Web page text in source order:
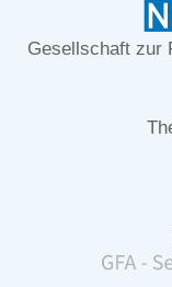
Gesellschaft zur